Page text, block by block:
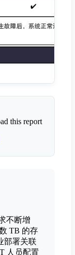
this report
不断增
TB 的存
部署关联
人员配置